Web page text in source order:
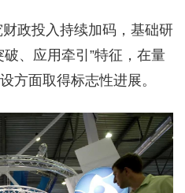
政投入持续加码，基础研
、应用牵引”特征，在量
方面取得标志性进展。